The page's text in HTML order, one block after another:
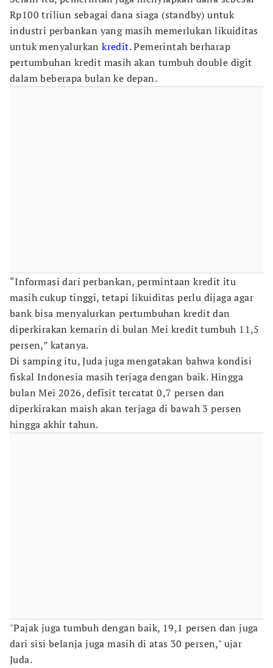
Rp100 triliun sebagai dana siaga (standby) untuk
industri perbankan yang masih memerlukan likuiditas
untuk menyalurkankredit. Pemerintah berharap
pertumbuhan kredit masih akan tumbuh double digit
dalam beberapa bulan ke depan.
“Informasi dari perbankan, permintaan kredit itu
masih cukup tinggi, tetapi likuiditas perlu dijaga agar
bank bisa menyalurkan pertumbuhan kredit dan
diperkirakan kemarin di bulan Mei kredit tumbuh 11,5
persen,” katanya.
Di samping itu, Juda juga mengatakan bahwa kondisi
fiskal Indonesia masih terjaga dengan baik. Hingga
bulan Mei 2026, defisit tercatat 0,7 persen dan
diperkirakan maish akan terjaga di bawah 3 persen
hingga akhir tahun.
"Pajak juga tumbuh dengan baik, 19,1 persen dan juga
dari sisi belanja juga masih di atas 30 persen," ujar
Juda.